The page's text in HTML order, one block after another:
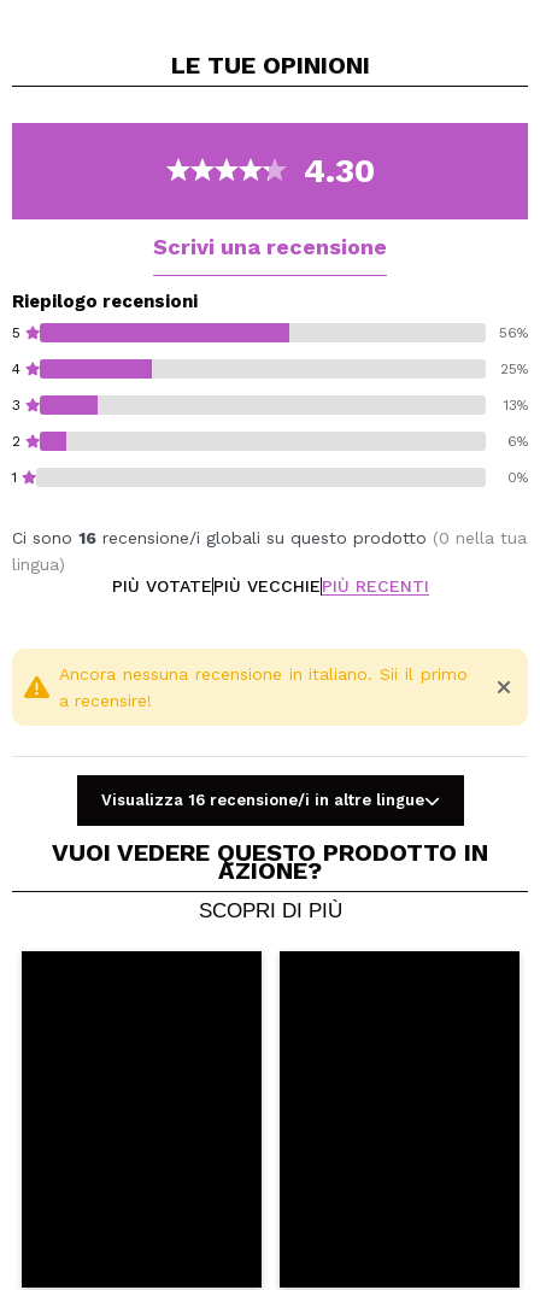
Patch trasparente e discreto facile da applicare e
LE TUE OPINIONI
4.30
Scrivi una recensione
Riepilogo recensioni
5 56%
4 25%
3 13%
2 6%
1 0%
Ci sono 16 recensione/i globali su questo prodotto (0 nella tua
lingua)
PIÙ VOTATEPIÙ VECCHIEPIÙ RECENTI
Condividi un video o una foto
Il tuo video potrebbe essere il primo. Immaginalo...
Ancora nessuna recensione in italiano. Sii il primo
a recensire!
Visualizza 16 recensione/i in altre lingue
VUOI VEDERE QUESTO PRODOTTO IN
AZIONE?
SCOPRI DI PIÙ